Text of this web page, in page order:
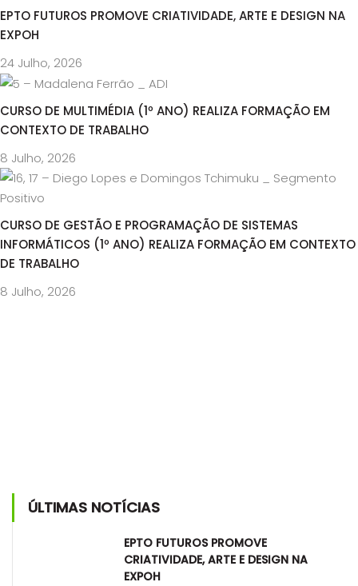
EPTO FUTUROS PROMOVE CRIATIVIDADE, ARTE E DESIGN NA
EXPOH
24 Julho, 2026
CURSO DE MULTIMÉDIA (1º ANO) REALIZA FORMAÇÃO EM
CONTEXTO DE TRABALHO
8 Julho, 2026
CURSO DE GESTÃO E PROGRAMAÇÃO DE SISTEMAS
INFORMÁTICOS (1º ANO) REALIZA FORMAÇÃO EM CONTEXTO
DE TRABALHO
8 Julho, 2026
ÚLTIMAS NOTÍCIAS
EPTO FUTUROS PROMOVE
CRIATIVIDADE, ARTE E DESIGN NA
EXPOH